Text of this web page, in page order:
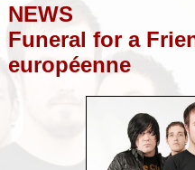
NEWS
Funeral for a
européenne